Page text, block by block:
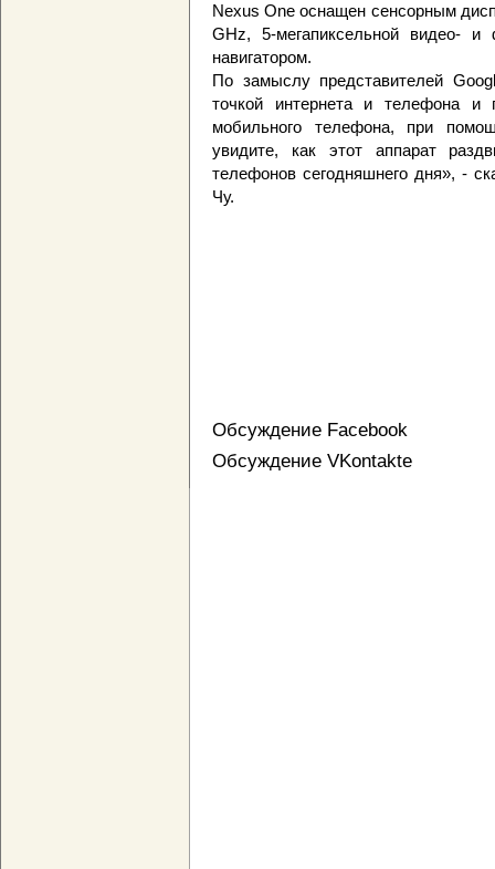
Nexus One оснащен сенсорным
GHz, 5-мегапиксельной видео- и
навигатором.
По замыслу представителей
точкой интернета и телефона и
мобильного телефона, при
увидите, как этот аппарат
телефонов сегодняшнего дня», -
Чу.
Обсуждение Facebook
Обсуждение VKontakte